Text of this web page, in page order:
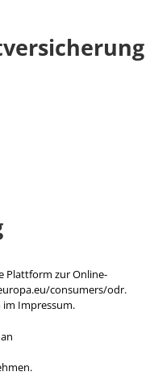
Plattform zur Online-
consumers/odr.
im Impressum.